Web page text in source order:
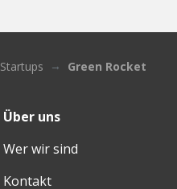
Startups Green Rocket
Über uns
Wer wir sind
Kontakt